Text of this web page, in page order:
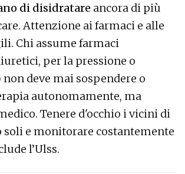
di disidratare ancora di più
Attenzione ai farmaci e alle
Chi assume farmaci
per la pressione o
deve mai sospendere o
autonomamente, ma
Tenere d'occhio i vicini di
soli e monitorare costantemente
l’Ulss.